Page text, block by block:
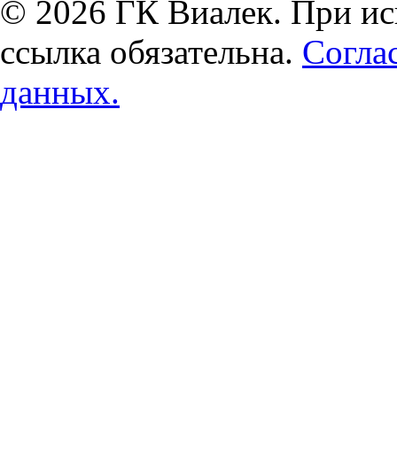
© 2026 ГК Виалек. При
ссылка обязательна.
данных.